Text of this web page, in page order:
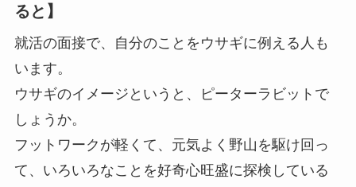
ると】
就活の面接で、自分のことをウサギに例える人も
います。
ウサギのイメージというと、ピーターラビットで
しょうか。
フットワークが軽くて、元気よく野山を駆け回っ
て、いろいろなことを好奇心旺盛に探検している